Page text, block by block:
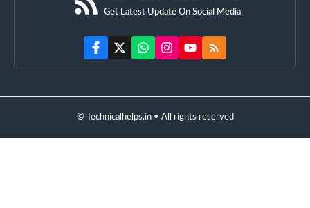
Get Latest Update On Social Media
© Technicalhelps.in • All rights reserved